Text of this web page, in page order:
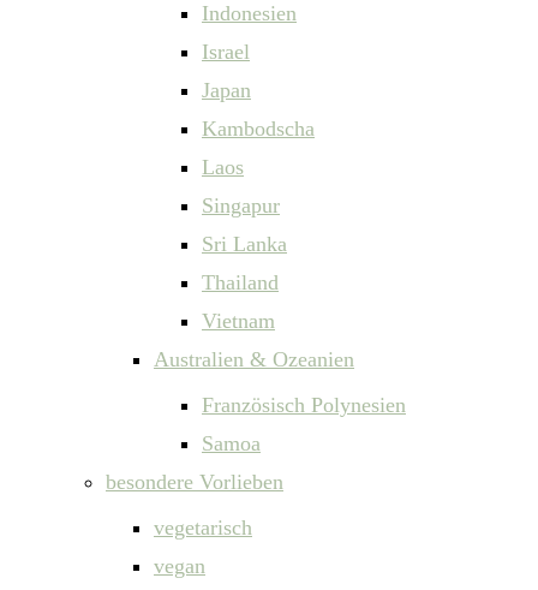
Indonesien
Israel
Japan
Kambodscha
Laos
Singapur
Sri Lanka
Thailand
Vietnam
Australien & Ozeanien
Französisch Polynesien
Samoa
besondere Vorlieben
vegetarisch
vegan